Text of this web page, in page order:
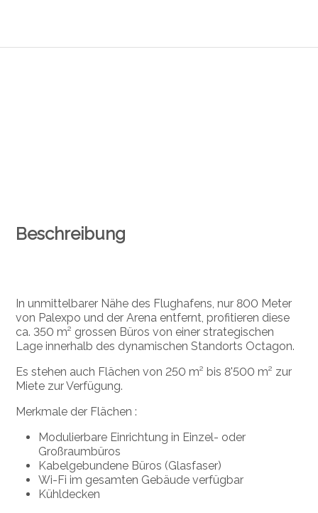
Beschreibung
In unmittelbarer Nähe des Flughafens, nur 800 Meter
von Palexpo und der Arena entfernt, profitieren diese
ca. 350 m² grossen Büros von einer strategischen
Lage innerhalb des dynamischen Standorts Octagon.
Es stehen auch Flächen von 250 m² bis 8'500 m² zur
Miete zur Verfügung.
Merkmale der Flächen :
Modulierbare Einrichtung in Einzel- oder
Großraumbüros
Kabelgebundene Büros (Glasfaser)
Wi-Fi im gesamten Gebäude verfügbar
Kühldecken